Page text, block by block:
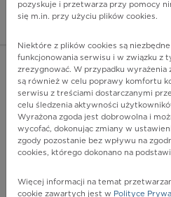
ZALOGUJ SIĘ
F02.1 - Otępienie w chorobie
Więcej na lekiicd10.pl
pozyskuje i przetwarza przy pomocy
się m.in. przy użyciu plików cookies.
Niektóre z plików cookies są
funkcjonowania serwisu i w związku z
zrezygnować. W przypadku wyrażenia
są również w celu poprawy komfortu
serwisu z treściami dostarczanymi
celu śledzenia aktywności
Wyrażona zgoda jest dobrowolna i
wycofać, dokonując zmiany w
zgody pozostanie bez wpływu na
cookies, którego dokonano na
Więcej informacji na temat
cookie zawartych jest w Polityce